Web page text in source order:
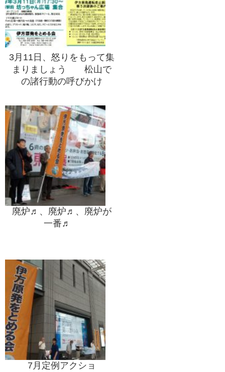
3月11日、怒りをもって集
まりましょう 松山で
の諸行動の呼びかけ
廃炉♬、廃炉♬、廃炉が
一番♬
7月定例アクショ